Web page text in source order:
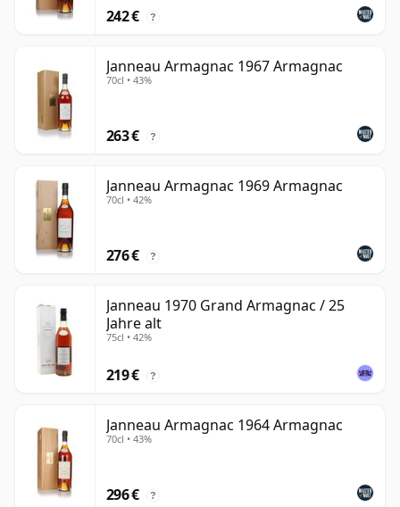
242 € ?
Janneau Armagnac 1967 Armagnac
70cl • 43%
263 € ?
Janneau Armagnac 1969 Armagnac
70cl • 42%
276 € ?
Janneau 1970 Grand Armagnac / 25
Jahre alt
75cl • 42%
219 € ?
Janneau Armagnac 1964 Armagnac
70cl • 43%
296 € ?